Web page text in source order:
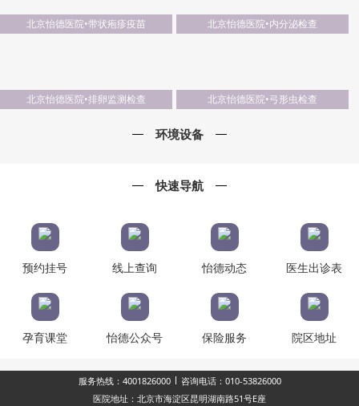
北京怡德医院•带状疱疹疫苗 北京怡德医院•内分泌检查
北京怡德医院•排卵监测检查 北京怡德医院•弓形虫检查
环境设备
快速导航
预约挂号 线上查询 怡德动态 医生出诊表
孕育课堂 怡德公众号 保险服务 院区地址
服务热线：4001826000
咨询电话：010-53826000
医院地址：北京市海淀区昆明湖南路51号E座